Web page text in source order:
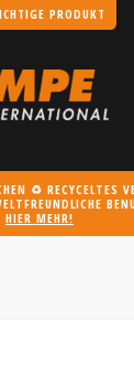
PRODUKT
♻️ RECYCELTES
HIER MEHR!